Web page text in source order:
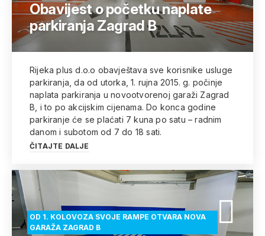
Obavijest o početku naplate
parkiranja Zagrad B
Rijeka plus d.o.o obavještava sve korisnike usluge
parkiranja, da od utorka, 1. rujna 2015. g. počinje
naplata parkiranja u novootvorenoj garaži Zagrad
B, i to po akcijskim cijenama. Do konca godine
parkiranje će se plaćati 7 kuna po satu – radnim
danom i subotom od 7 do 18 sati.
ČITAJTE DALJE
OD 1. KOLOVOZA SVOJE RAMPE OTVARA NOVA
GARAŽA ZAGRAD B